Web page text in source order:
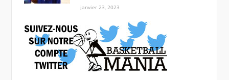
janvier 23, 2023